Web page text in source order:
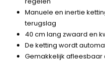
Manuele en inertie
terugslag
40 cm lang zwaard en
De ketting wordt
Gemakkelijk afleesbaar